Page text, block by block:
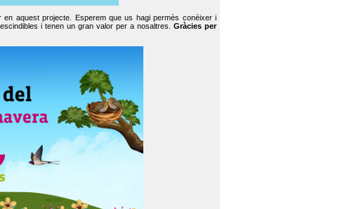
aquest projecte. Esperem que us hagi permès conèixer i
i tenen un gran valor per a nosaltres. Gràcies per